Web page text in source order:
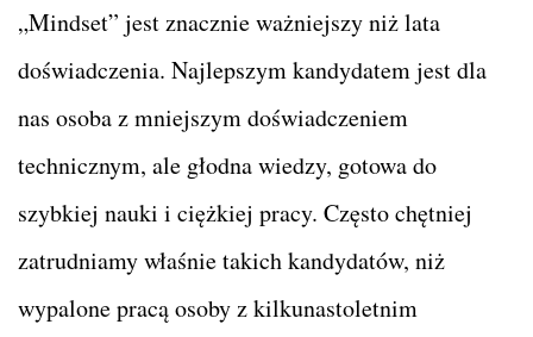
„Mindset” jest znacznie ważniejszy niż lata
doświadczenia. Najlepszym kandydatem jest dla
nas osoba z mniejszym doświadczeniem
technicznym, ale głodna wiedzy, gotowa do
szybkiej nauki i ciężkiej pracy. Często chętniej
zatrudniamy właśnie takich kandydatów, niż
wypalone pracą osoby z kilkunastoletnim